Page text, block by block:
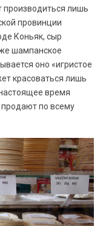
производиться лишь
провинции
Коньяк, сыр
шампанское
оно «игристое
красоваться лишь
время
по всему